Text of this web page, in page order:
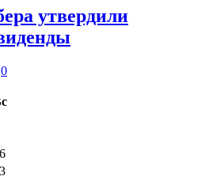
утвердили
0